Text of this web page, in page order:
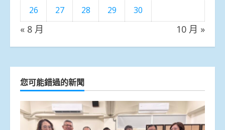
26
27 28 29 30
« 8 月 10 月 »
您可能錯過的新聞